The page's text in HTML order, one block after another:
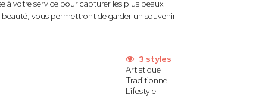
à votre service pour capturer les plus beaux
vous permettront de garder un souvenir
3 styles
Artistique
Traditionnel
Lifestyle